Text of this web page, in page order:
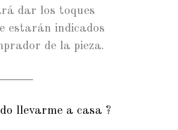
dar los toques
estarán indicados
de la pieza.
llevarme a casa ?